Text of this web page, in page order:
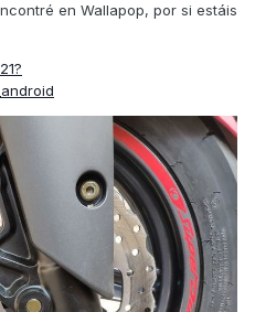
en Wallapop, por si estáis